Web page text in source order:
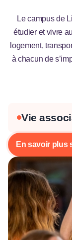
Le campus de
étudier et vivre
logement,
à chacun de
Vie
En savoir plus